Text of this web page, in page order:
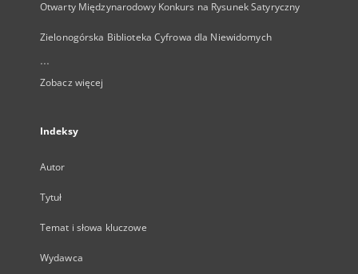
Otwarty Międzynarodowy Konkurs na Rysunek Satyryczny
Zielonogórska Biblioteka Cyfrowa dla Niewidomych
...
Zobacz więcej
Indeksy
Autor
Tytuł
Temat i słowa kluczowe
Wydawca